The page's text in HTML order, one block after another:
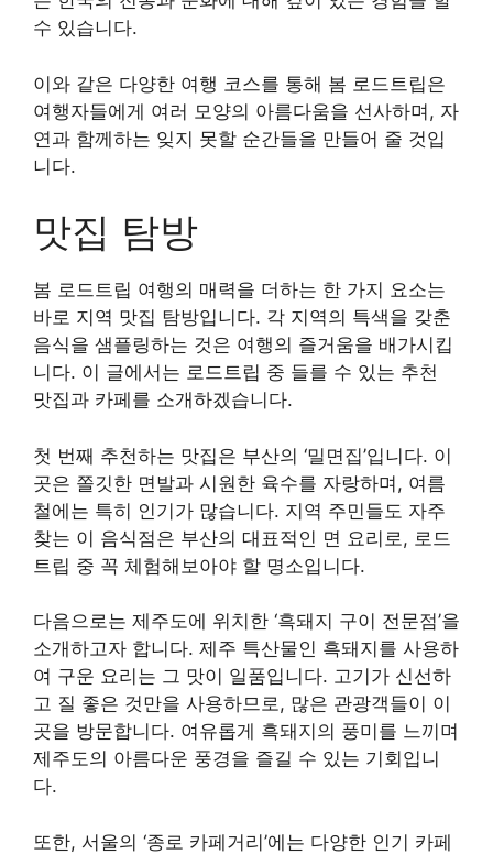
수 있습니다.
이와 같은 다양한 여행 코스를 통해 봄 로드트립은
여행자들에게 여러 모양의 아름다움을 선사하며, 자
연과 함께하는 잊지 못할 순간들을 만들어 줄 것입
니다.
맛집 탐방
봄 로드트립 여행의 매력을 더하는 한 가지 요소는
바로 지역 맛집 탐방입니다. 각 지역의 특색을 갖춘
음식을 샘플링하는 것은 여행의 즐거움을 배가시킵
니다. 이 글에서는 로드트립 중 들를 수 있는 추천
맛집과 카페를 소개하겠습니다.
첫 번째 추천하는 맛집은 부산의 ‘밀면집’입니다. 이
곳은 쫄깃한 면발과 시원한 육수를 자랑하며, 여름
철에는 특히 인기가 많습니다. 지역 주민들도 자주
찾는 이 음식점은 부산의 대표적인 면 요리로, 로드
트립 중 꼭 체험해보아야 할 명소입니다.
다음으로는 제주도에 위치한 ‘흑돼지 구이 전문점’을
소개하고자 합니다. 제주 특산물인 흑돼지를 사용하
여 구운 요리는 그 맛이 일품입니다. 고기가 신선하
고 질 좋은 것만을 사용하므로, 많은 관광객들이 이
곳을 방문합니다. 여유롭게 흑돼지의 풍미를 느끼며
제주도의 아름다운 풍경을 즐길 수 있는 기회입니
다.
또한, 서울의 ‘종로 카페거리’에는 다양한 인기 카페